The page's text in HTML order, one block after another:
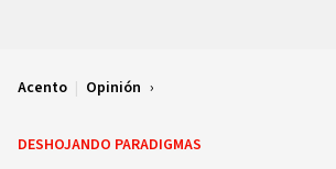
Acento | Opinión
DESHOJANDO PARADIGMAS